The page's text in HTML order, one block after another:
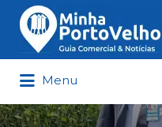
Minha Porto
Comercial e
Buscar
por:
Menu
por: